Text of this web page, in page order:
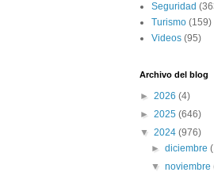
Seguridad
Turismo (159)
Videos (95)
Archivo del blog
► 2026 (4)
► 2025 (646)
▼ 2024 (976)
►diciembre
▼noviembre